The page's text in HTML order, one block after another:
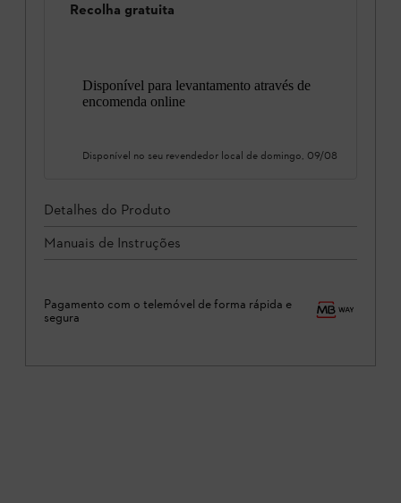
Recolha gratuita
Disponível para levantamento através de
encomenda online
Disponível no seu revendedor local de domingo, 09/08
Detalhes do Produto
Manuais de Instruções
Pagamento com o telemóvel de forma rápida e
segura